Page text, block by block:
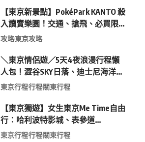
【東京新景點】PokéPark KANTO 殺
入讀賣樂園！交通、搶飛、必買限
定周邊全攻略
攻略東京攻略
＼東京情侶遊／5天4夜浪漫行程懶
人包！澀谷SKY日落、迪士尼海洋、
中目黑高質感咖啡廳全收錄
東京行程行程關東行程
【東京獨遊】女生東京Me Time自由
行：哈利波特影城、表參道
Shopping 與下北澤尋寶5日4夜慢活
東京行程行程關東行程